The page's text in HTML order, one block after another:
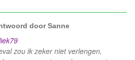
doorSanne
zou ik zeker niet verlengen,